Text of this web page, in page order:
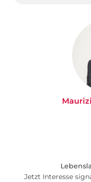
Jetzt Interesse